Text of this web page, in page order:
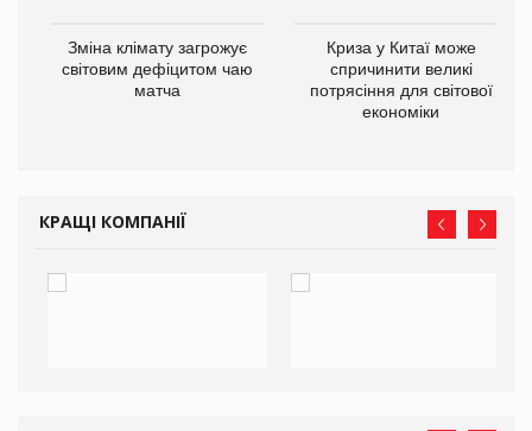
Зміна клімату загрожує
світовим дефіцитом чаю
матча
Криза у Китаї може
спричинити великі
потрясіння для світової
економіки
КРАЩІ КОМПАНІЇ